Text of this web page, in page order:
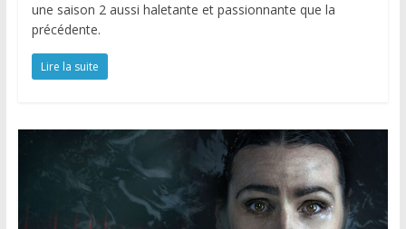
une saison 2 aussi haletante et passionnante que la
précédente.
Lire la suite